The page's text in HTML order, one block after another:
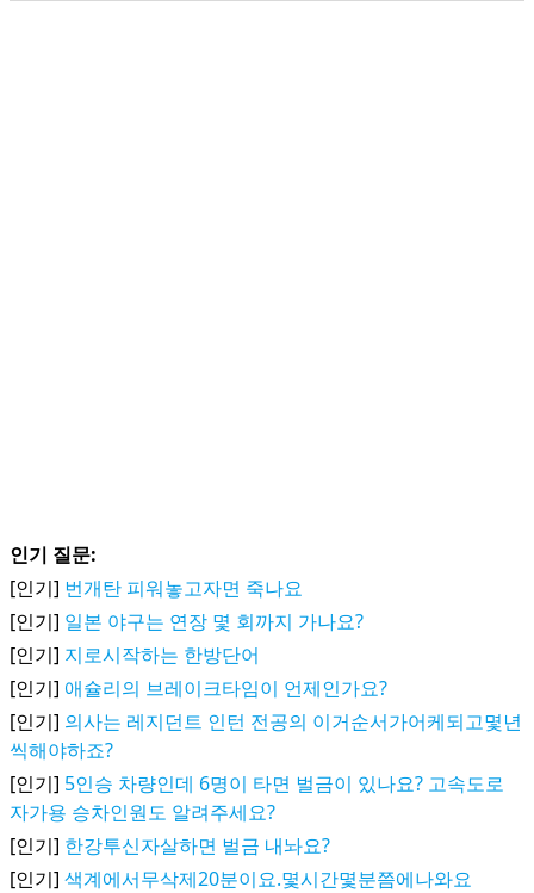
인기 질문:
[인기] 번개탄 피워놓고자면 죽나요
[인기] 일본 야구는 연장 몇 회까지 가나요?
[인기] 지로시작하는 한방단어
[인기] 애슐리의 브레이크타임이 언제인가요?
[인기] 의사는 레지던트 인턴 전공의 이거순서가어케되고몇년
씩해야하죠?
[인기] 5인승 차량인데 6명이 타면 벌금이 있나요? 고속도로
자가용 승차인원도 알려주세요?
[인기] 한강투신자살하면 벌금 내놔요?
[인기] 색계에서무삭제20분이요.몇시간몇분쯤에나와요